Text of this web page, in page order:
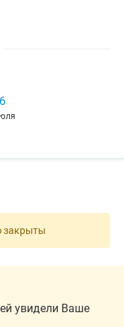
закрыты
увидели Ваше